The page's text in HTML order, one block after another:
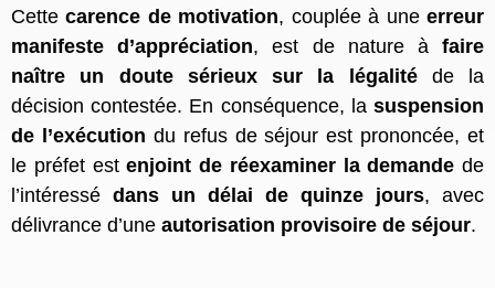
Cettecarence de motivation, couplée à uneerreur
manifeste d’appréciation, est de nature àfaire
naître un doute sérieux sur la légalitéde la
décision contestée. En conséquence, la suspension
de l’exécution du refus de séjour est prononcée, et
le préfet estenjoint de réexaminer la demande de
l’intéressé dans un délai de quinze jours, avec
délivrance d’une autorisation provisoire de séjour.